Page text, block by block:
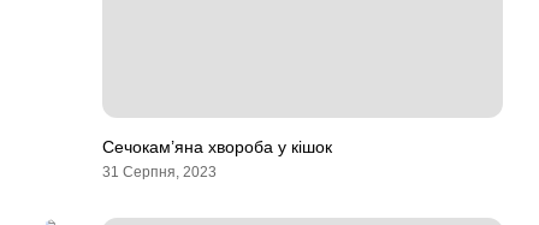
Сечокам’яна хвороба у кішок
31 Серпня, 2023